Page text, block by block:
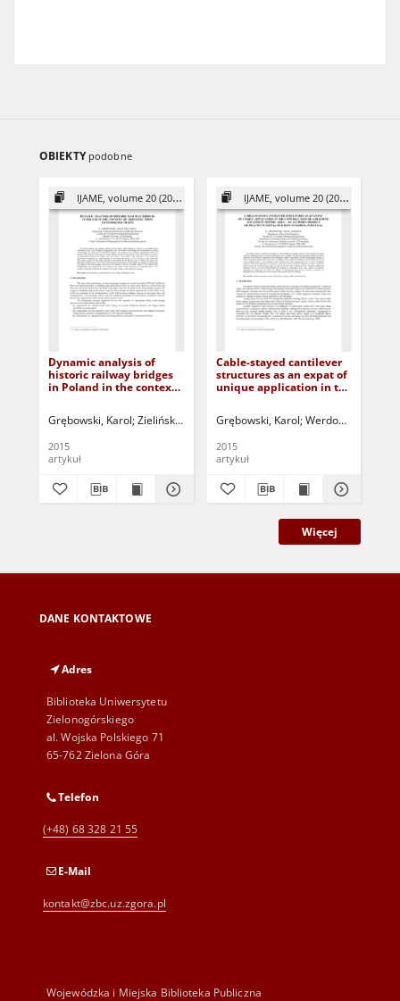
OBIEKTY podobne
IJAME, volume 20 (2015)
Dynamic analysis of
historic railway bridges
in Poland in the context
Grębowski, Karol Zielińska, Monika Jurczak, Paweł - red.
2015
artykuł
IJAME, volume 20 (2015)
Cable-stayed cantilever
structures as an expat of
unique application in the
seismic area - an author`s
multifunctional building
in Lisbon, Portugal
Grębowski, Karol Werdon,
2015
artykuł
Więcej
DANE KONTAKTOWE
Adres
Biblioteka Uniwersytetu
Zielonogórskiego
al. Wojska Polskiego 71
65-762 Zielona Góra
Telefon
(+48) 68 328 21 55
E-Mail
kontakt@zbc.uz.zgora.pl
Wojewódzka i Miejska Biblioteka Publiczna